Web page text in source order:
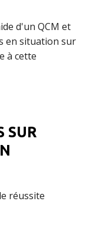
d'un QCM et
en situation sur
à cette
SUR
réussite